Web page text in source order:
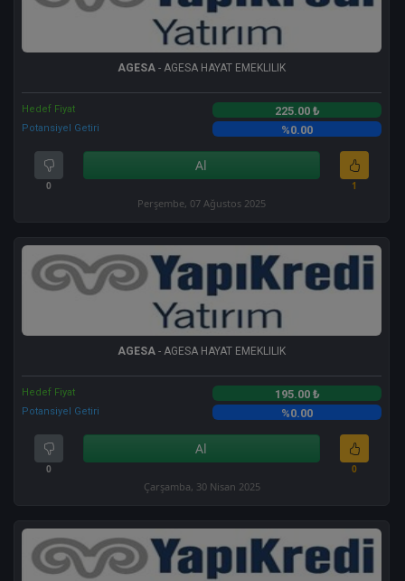
AGESA - AGESA HAYAT EMEKLILIK
Hedef Fiyat 225.00 ₺
Potansiyel Getiri %0.00
0
Al
1
Perşembe, 07 Ağustos 2025
AGESA - AGESA HAYAT EMEKLILIK
Hedef Fiyat 195.00 ₺
Potansiyel Getiri %0.00
0
Al
0
Çarşamba, 30 Nisan 2025